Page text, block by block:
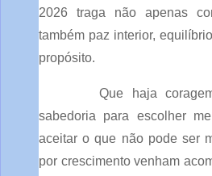
2026 traga não apenas
também paz interior,
propósito.
Que haja
sabedoria para escolher
aceitar o que não pode ser
por crescimento venham